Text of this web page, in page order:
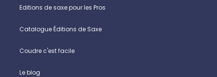
Editions de saxe pour les Pros
Catalogue Éditions de Saxe
Coudre c'est facile
Le blog